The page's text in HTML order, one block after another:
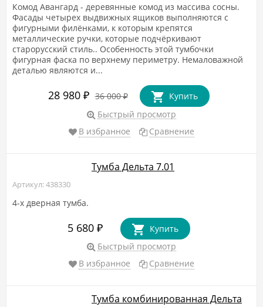
Комод Авангард - деревянные комод из массива сосны.
Фасады четырех выдвижных ящиков выполняются с
фигурными филёнками, к которым крепятся
металлические ручки, которые подчёркивают
старорусский стиль.​. Особенность этой тумбочки
фигурная фаска по верхнему периметру. Немаловажной
деталью являются и...
28 980 ₽ 36 000₽
Купить
Быстрый просмотр
В избранное
Сравнение
Тумба Дельта 7.01
Артикул: 438330
4-х дверная тумба.
5 680 ₽
Купить
Быстрый просмотр
В избранное
Сравнение
Тумба комбинированная Дельта